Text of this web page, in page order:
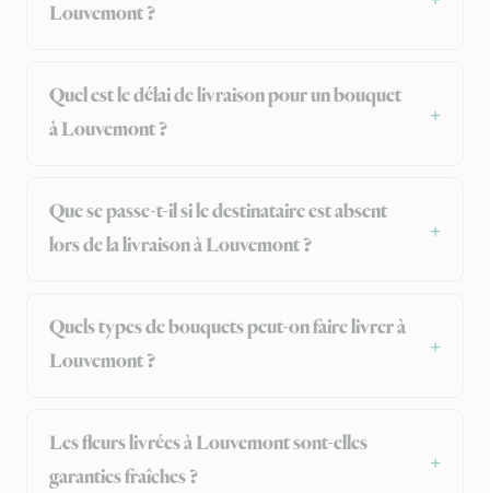
Louvemont ?
Quel est le délai de livraison pour un bouquet
à Louvemont ?
Que se passe-t-il si le destinataire est absent
lors de la livraison à Louvemont ?
Quels types de bouquets peut-on faire livrer à
Louvemont ?
Les fleurs livrées à Louvemont sont-elles
garanties fraîches ?